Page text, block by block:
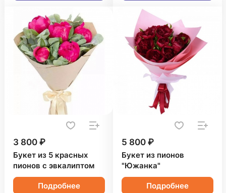
3 800 ₽
Букет из 5 красных
пионов с эвкалиптом
Подробнее
5 800 ₽
Букет из пионов
"Южанка"
Подробнее